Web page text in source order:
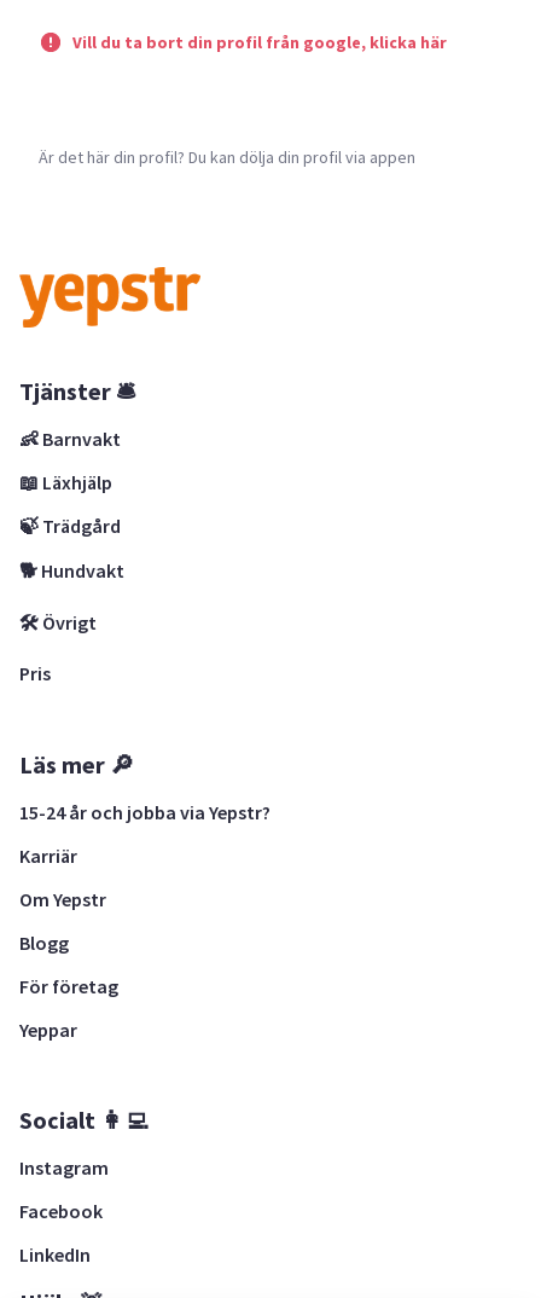
Vill du ta bort din profil från google, klicka här
Är det här din profil? Du kan dölja din profil via appen
Tjänster 🛎
👶 Barnvakt
📖 Läxhjälp
🍃 Trädgård
🐕 Hundvakt
🛠 Övrigt
Pris
Läs mer 🔎
15-24 år och jobba via Yepstr?
Karriär
Om Yepstr
Blogg
För företag
Yeppar
Socialt 👩‍💻
Instagram
Facebook
LinkedIn